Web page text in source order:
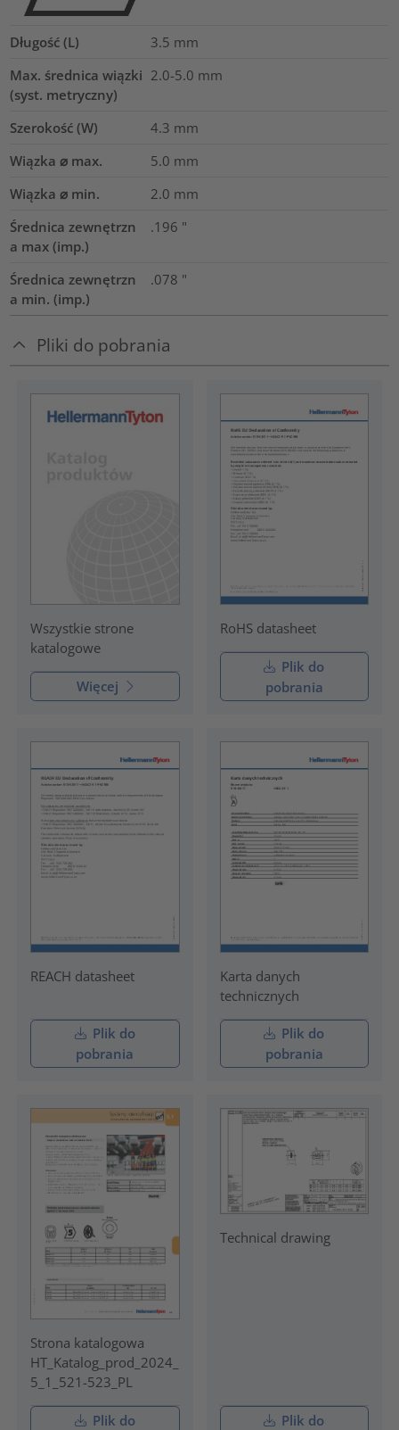
Długość (L) 3.5 mm
Max. średnica wiązki
(syst. metryczny)
2.0-5.0 mm
Szerokość (W) 4.3 mm
Wiązka ⌀ max.
5.0 mm
Wiązka ⌀ min.
2.0 mm
Średnica zewnętrzn
a max (imp.)
.196 "
Średnica zewnętrzn
a min. (imp.)
.078 "
Pliki do pobrania
Wszystkie strone
katalogowe
Więcej
RoHS datasheet
Plik do
pobrania
REACH datasheet
Plik do
pobrania
Karta danych
technicznych
Plik do
pobrania
Strona katalogowa
HT_Katalog_prod_2024_
5_1_521-523_PL
Plik do
Technical drawing
Plik do